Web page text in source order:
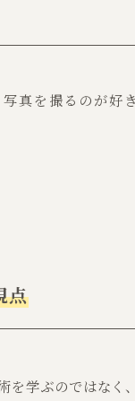
真を撮るのが好き
点
を学ぶのではなく